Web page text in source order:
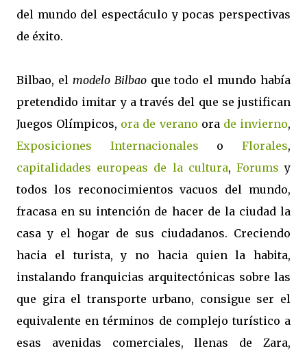
del mundo del espectáculo y pocas perspectivas
de éxito.
Bilbao, el modelo Bilbaoque todo el mundo había
pretendido imitar y a través del que se justifican
Juegos Olímpicos, ora de verano ora de invierno,
Exposiciones Internacionales oFlorales,
capitalidades europeas de la cultura, Forums y
todos los reconocimientos vacuos del mundo,
fracasa en su intención de hacer de la ciudad la
casa y el hogar de sus ciudadanos. Creciendo
hacia el turista, y no hacia quien la habita,
instalando franquicias arquitectónicas sobre las
que gira el transporte urbano, consigue ser el
equivalente en términos de complejo turístico a
esas avenidas comerciales, llenas de Zara,